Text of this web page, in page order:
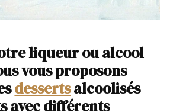
liqueur ou alcool
vous proposons
dessertsalcoolisés
avec différents